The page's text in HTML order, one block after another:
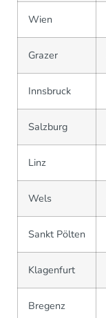
Wien
Grazer
Innsbruck
Salzburg
Linz
Wels
Sankt Pölten
Klagenfurt
Bregenz